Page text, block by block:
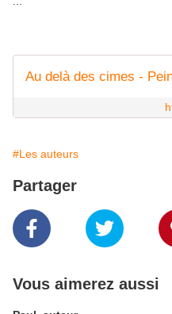
#Les auteurs
Partager
Vous aimerez aussi